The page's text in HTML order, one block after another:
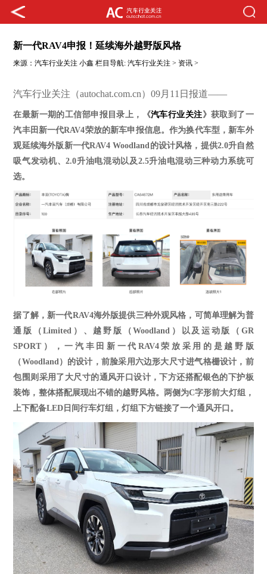
新一代RAV4申报！延续海外越野版风格
来源：汽车行业关注 小鑫 栏目导航:汽车行业关注 > 资讯 >
汽车行业关注（autochat.com.cn）09月11日报道——
在最新一期的工信部申报目录上，《汽车行业关注》获取到了一
汽丰田新一代RAV4荣放的新车申报信息。作为换代车型，新车外
观延续海外版新一代RAV4 Woodland的设计风格，提供2.0升自然
吸气发动机、2.0升油电混动以及2.5升油电混动三种动力系统可
选。
据了解，新一代RAV4海外版提供三种外观风格，可简单理解为普
通版（Limited）、越野版（Woodland）以及运动版（GR
SPORT）
，一汽丰田新一代 RAV4荣放 采用的是 越野版
（Woodland）的设计，前脸采用六边形大尺寸进气格栅设计，前
包围则采用了大尺寸的通风开口设计，下方还搭配银色的下护板
装饰，整体搭配展现出不错的越野风格。 两侧为C字形前大灯组，
上下配备LED日间行车灯组，灯组下方链接了一个通风开口。